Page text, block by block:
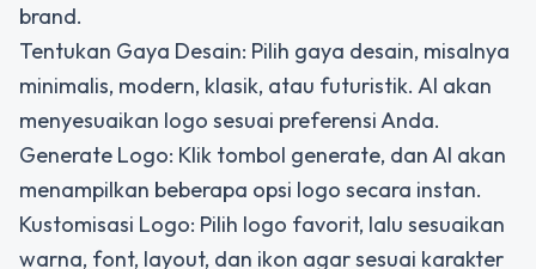
brand.
Tentukan Gaya Desain: Pilih gaya desain, misalnya
minimalis, modern, klasik, atau futuristik. AI akan
menyesuaikan logo sesuai preferensi Anda.
Generate Logo: Klik tombol generate, dan AI akan
menampilkan beberapa opsi logo secara instan.
Kustomisasi Logo: Pilih logo favorit, lalu sesuaikan
warna, font, layout, dan ikon agar sesuai karakter